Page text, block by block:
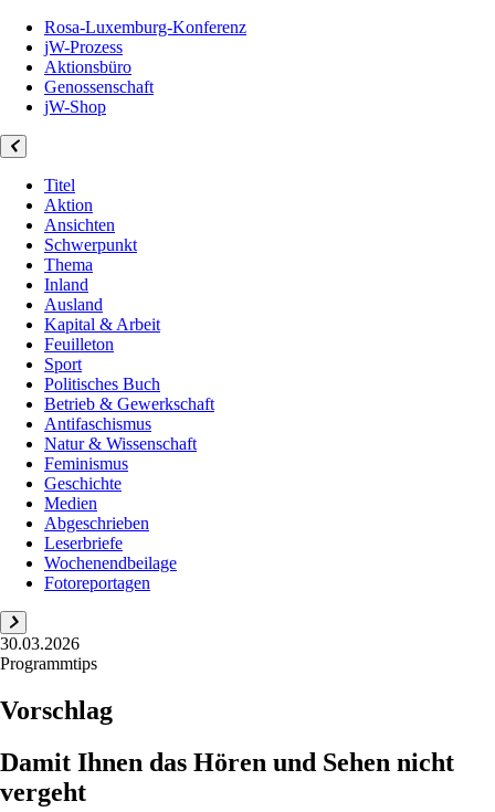
Rosa-Luxemburg-Konferenz
jW-Prozess
Aktionsbüro
Genossenschaft
jW-Shop
Titel
Aktion
Ansichten
Schwerpunkt
Thema
Inland
Ausland
Kapital & Arbeit
Feuilleton
Sport
Politisches Buch
Betrieb & Gewerkschaft
Antifaschismus
Natur & Wissenschaft
Feminismus
Geschichte
Medien
Abgeschrieben
Leserbriefe
Wochenendbeilage
Fotoreportagen
30.03.2026
Programmtips
Vorschlag
Damit Ihnen das Hören und Sehen nicht
vergeht